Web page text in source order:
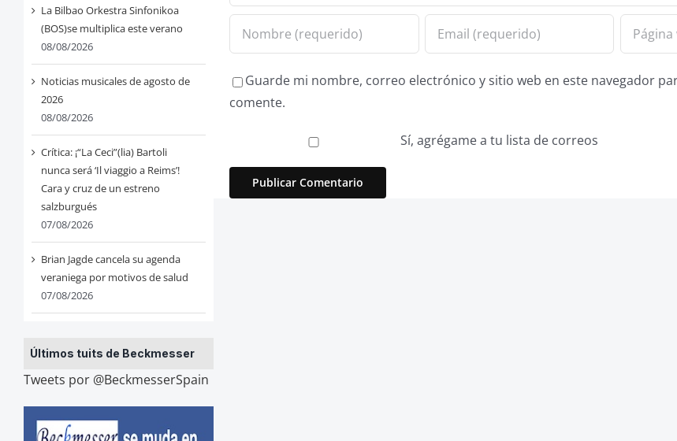
La Bilbao Orkestra Sinfonikoa
(BOS)se multiplica este verano
08/08/2026
Noticias musicales de agosto de
2026
08/08/2026
Crítica: ¡“La Ceci”(lia) Bartoli
nunca será ‘Il viaggio a Reims’!
Cara y cruz de un estreno
salzburgués
07/08/2026
Brian Jagde cancela su agenda
veraniega por motivos de salud
07/08/2026
Últimos tuits de Beckmesser
Tweets por @BeckmesserSpain
Guarde mi nombre, correo electrónico y sitio web en este navegador
comente.
Sí, agrégame a tu lista de correos